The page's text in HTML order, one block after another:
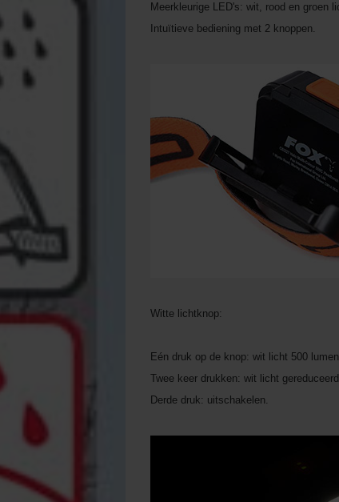
Meerkleurige LED's: wit, rood en groen
Intuïtieve bediening met 2 knoppen.
Witte lichtknop:
Eén druk op de knop: wit licht 500
Twee keer drukken: wit licht
Derde druk: uitschakelen.